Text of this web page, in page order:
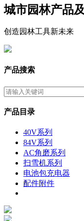
城市园林产品
创造园林工具新未来
产品搜索
产品目录
40V系列
84V系列
AC角磨系列
扫雪机系列
电池包充电器
配件附件